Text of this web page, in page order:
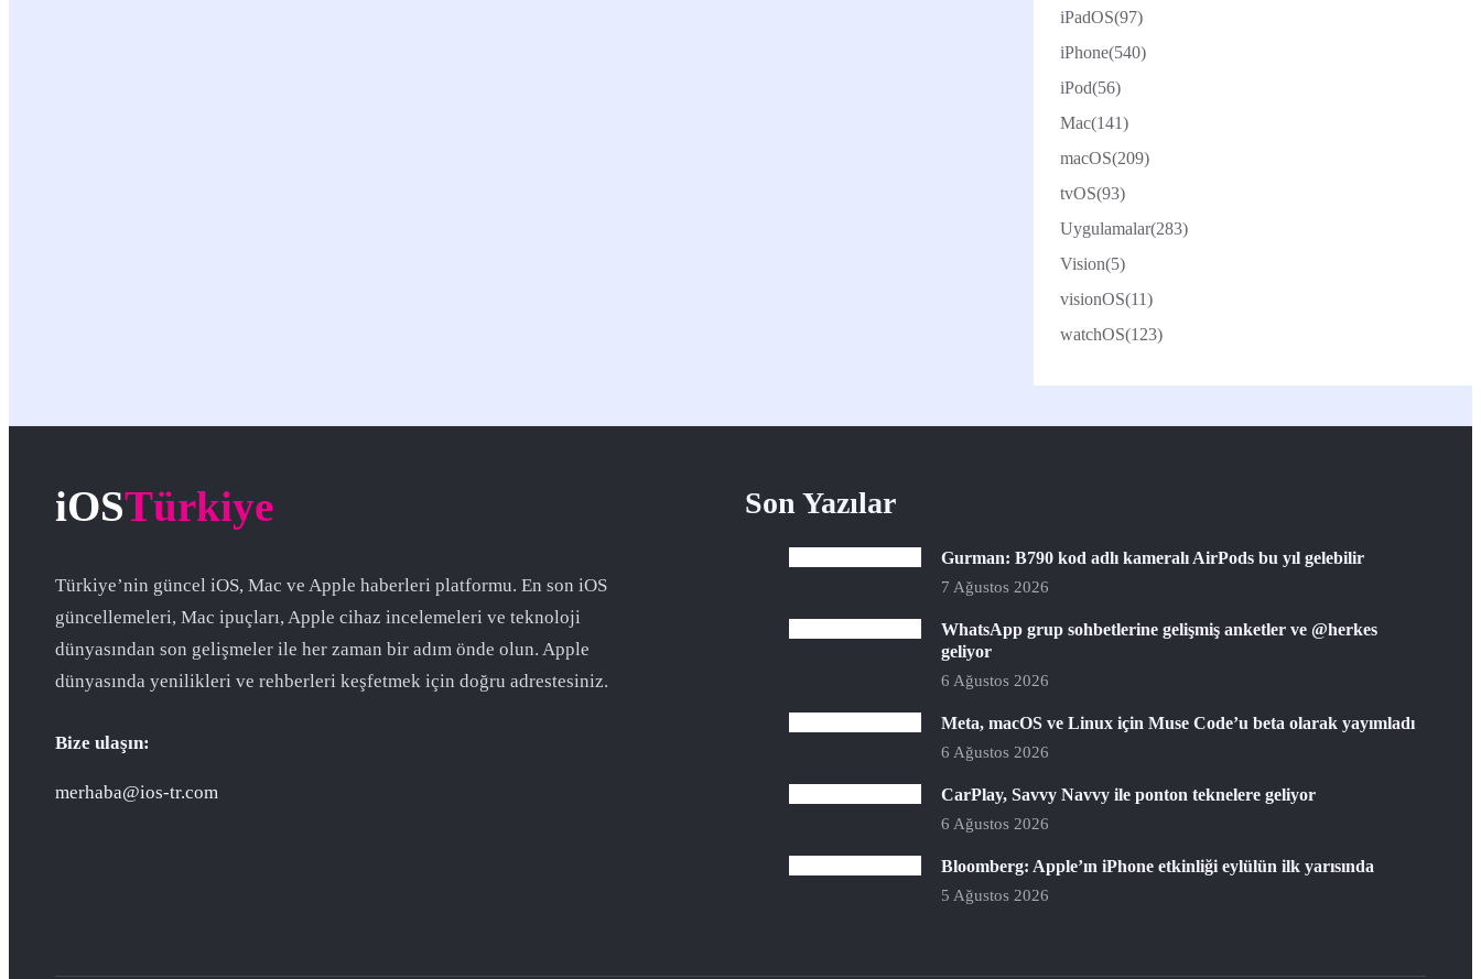
iPadOS(97)
iPhone(540)
iPod(56)
Mac(141)
macOS(209)
tvOS(93)
Uygulamalar(283)
Vision(5)
visionOS(11)
watchOS(123)
iOSTürkiye
Türkiye’nin güncel iOS, Mac ve Apple haberleri platformu. En son iOS
güncellemeleri, Mac ipuçları, Apple cihaz incelemeleri ve teknoloji
dünyasından son gelişmeler ile her zaman bir adım önde olun. Apple
dünyasında yenilikleri ve rehberleri keşfetmek için doğru adrestesiniz.
Bize ulaşın:
merhaba@ios-tr.com
Son Yazılar
Gurman: B790 kod adlı kameralı AirPods bu yıl gelebilir
7 Ağustos 2026
WhatsApp grup sohbetlerine gelişmiş anketler ve @herkes
geliyor
6 Ağustos 2026
Meta, macOS ve Linux için Muse Code’u beta olarak yayımladı
6 Ağustos 2026
CarPlay, Savvy Navvy ile ponton teknelere geliyor
6 Ağustos 2026
Bloomberg: Apple’ın iPhone etkinliği eylülün ilk yarısında
5 Ağustos 2026